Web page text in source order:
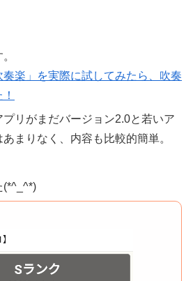
奏楽」を実際に試してみたら、吹奏
リがまだバージョン2.0と若いア
まりなく、内容も比較的簡単。
(*^_^*)